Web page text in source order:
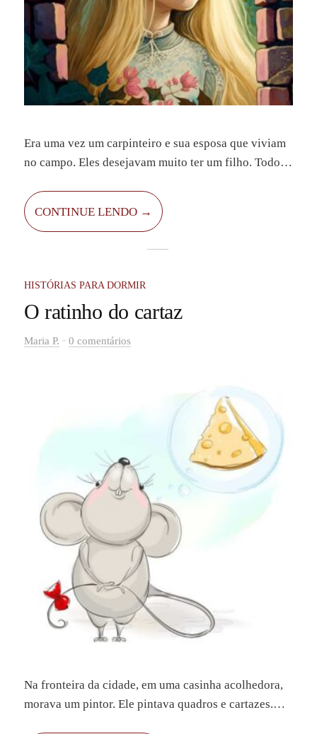
Era uma vez um carpinteiro e sua esposa que viviam
no campo. Eles desejavam muito ter um filho. Todos
vinha. Atrás da casa onde moravam havia um lindo
jardim, cheio de flores e hortaliças. Ninguém se
CONTINUE LENDO →
HISTÓRIAS PARA DORMIR
O ratinho do cartaz
Maria P. - 0 comentários
Na fronteira da cidade, em uma casinha acolhedora,
morava um pintor. Ele pintava quadros e cartazes.